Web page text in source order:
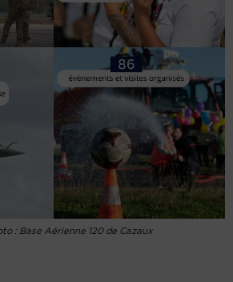
: Base Aérienne 120 de Cazaux